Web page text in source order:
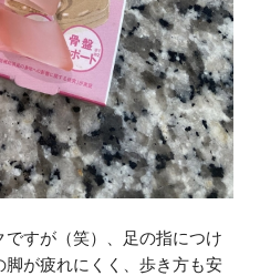
すが（笑）、足の指につけ
が疲れにくく、歩き方も安